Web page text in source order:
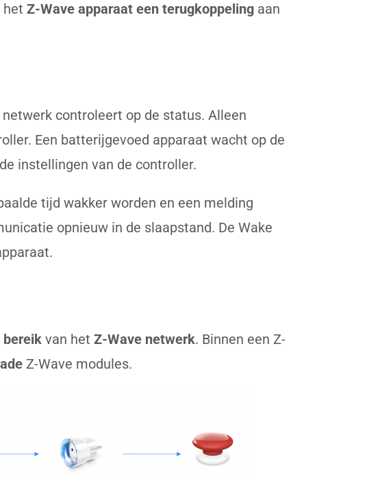
het Z-Wave apparaat een terugkoppeling aan
controleert op de status. Alleen
Een batterijgevoed apparaat wacht op de
instellingen van de controller.
tijd wakker worden en een melding
opnieuw in de slaapstand. De Wake
van het Z-Wave netwerk. Binnen een Z-
Z-Wave modules.